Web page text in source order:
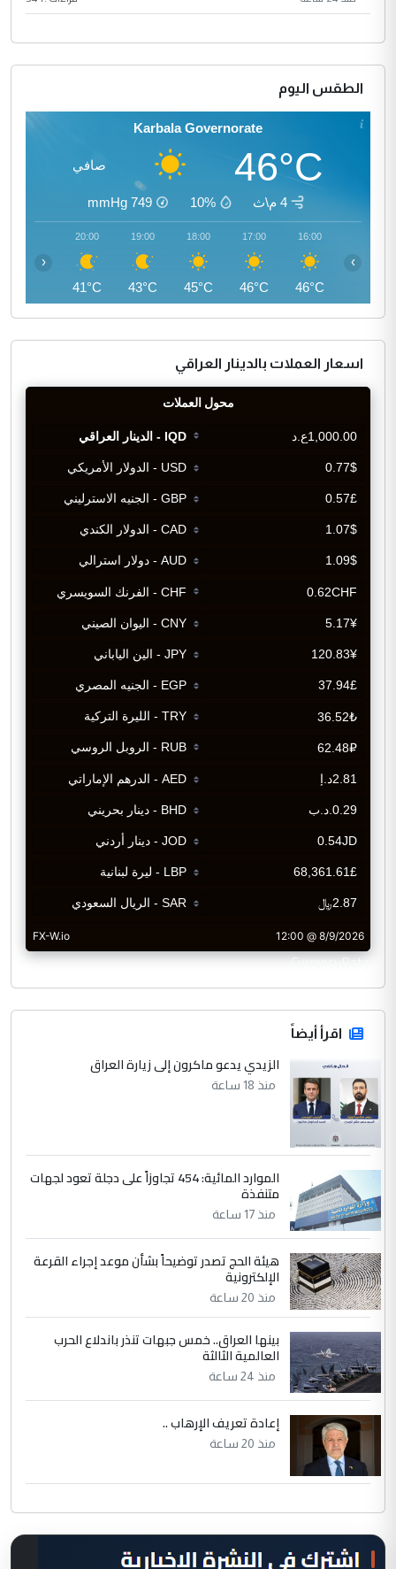
الطقس اليوم
Karbala Governorate
46°C صافي
4 م\ث 10%
749
mmHg
16:00
46°C
17:00
46°C
18:00
45°C
19:00
43°C
20:00
41°C
‹ ›
اسعار العملات بالدينار العراقي
CurrencyRate
اقرأ أيضاً
الزيدي يدعو ماكرون إلى زيارة العراق
منذ 18 ساعة
الموارد المائية: 454 تجاوزاً على دجلة تعود لجهات
متنفذة
منذ 17 ساعة
هيئة الحج تصدر توضيحاً بشأن موعد إجراء القرعة
الإلكترونية
منذ 20 ساعة
بينها العراق.. خمس جبهات تنذر باندلاع الحرب
العالمية الثالثة
منذ 24 ساعة
إعادة تعريف الإرهاب ..
منذ 20 ساعة